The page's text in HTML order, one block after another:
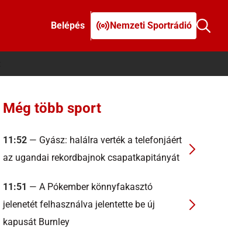
Belépés Nemzeti Sportrádió
Még több sport
11:52 — Gyász: halálra verték a telefonjáért
az ugandai rekordbajnok csapatkapitányát
11:51 — A Pókember könnyfakasztó
jelenetét felhasználva jelentette be új
kapusát Burnley